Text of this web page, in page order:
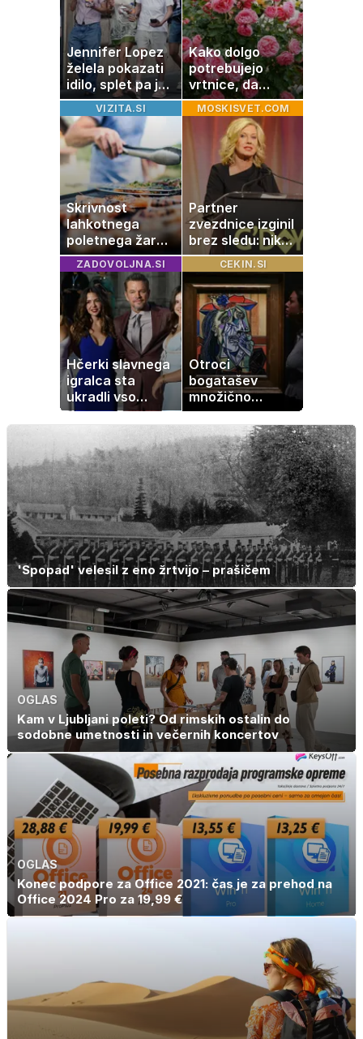
Jennifer Lopez
želela pokazati
idilo, splet pa je
razburila ena
stvar
Kako dolgo
potrebujejo
vrtnice, da
zrastejo? Vse o
rasti, cvetenju in
negi vrtnic
VIZITA.SI
Skrivnost
lahkotnega
poletnega žara,
po katerem ne
boste
potrebovali
popoldanskega
spanca
MOSKISVET.COM
Partner
zvezdnice izginil
brez sledu: nikoli
ga niso našli,
nato je prišla še
ena tragedija
ZADOVOLJNA.SI
Hčerki slavnega
igralca sta
ukradli vso
pozornost
CEKIN.SI
Otroci
bogatašev
množično
prodajajo
družinske
zbirke: raje imajo
denar kot
umetnine
'Spopad' velesil z eno žrtvijo – prašičem
OGLAS
Kam v Ljubljani poleti? Od rimskih ostalin do
sodobne umetnosti in večernih koncertov
OGLAS
Konec podpore za Office 2021: čas je za prehod na
Office 2024 Pro za 19,99 €